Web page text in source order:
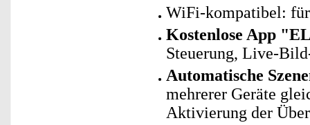
WiFi-kompatibel:
Kostenlose App
Steuerung, Live-
Automatische
mehrerer Geräte
Aktivierung der